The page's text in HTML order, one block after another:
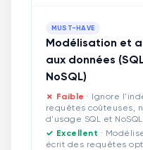
MUST-HAVE
Modélisation et
aux données
NoSQL)
✗ Faible · Ignore
requêtes coûteuses,
d'usage SQL et
✓ Excellent ·
écrit des requêtes